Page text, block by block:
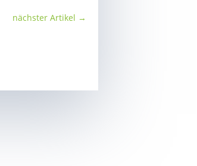
nächster Artikel →